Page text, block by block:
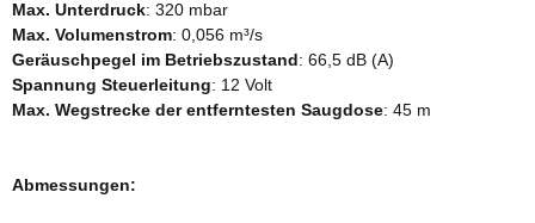
Max. Unterdruck: 320 mbar
Max. Volumenstrom: 0,056 m³/s
Geräuschpegel im Betriebszustand: 66,5 dB (A)
Spannung Steuerleitung: 12 Volt
Max. Wegstrecke der entferntesten Saugdose: 45 m
Abmessungen: